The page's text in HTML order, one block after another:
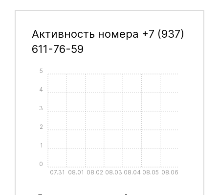
Активность номера +7 (937)
611-76-59
07.31 08.01 08.02 08.03 08.04 08.05 08.06
0
1
2
3
4
5